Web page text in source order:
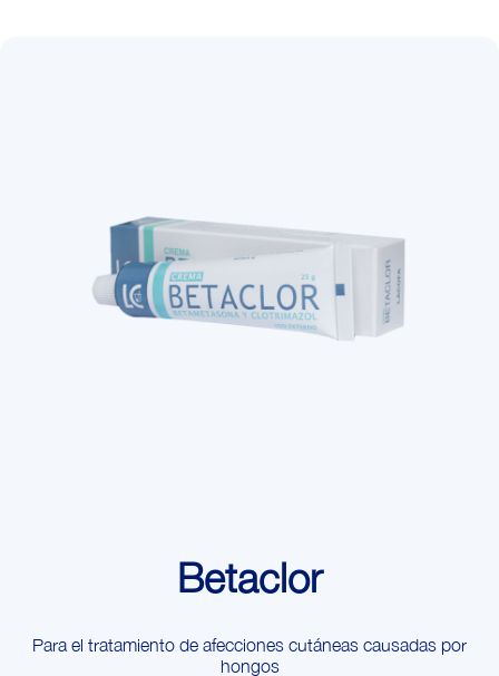
Betaclor
Para el tratamiento de afecciones cutáneas causadas por
hongos